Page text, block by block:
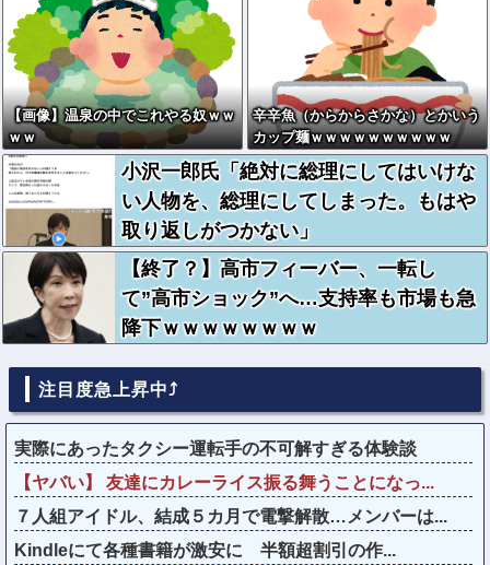
【画像】温泉の中でこれやる奴ｗｗ
ｗｗ
辛辛魚（からからさかな）とかいう
カップ麺ｗｗｗｗｗｗｗｗｗｗ
小沢一郎氏「絶対に総理にしてはいけな
い人物を、総理にしてしまった。もはや
取り返しがつかない」
【終了？】高市フィーバー、一転し
て”高市ショック”へ…支持率も市場も急
降下ｗｗｗｗｗｗｗｗ
注目度急上昇中⤴
実際にあったタクシー運転手の不可解すぎる体験談
【ヤバい】 友達にカレーライス振る舞うことになっ...
７人組アイドル、結成５カ月で電撃解散…メンバーは...
Kindleにて各種書籍が激安に 半額超割引の作...